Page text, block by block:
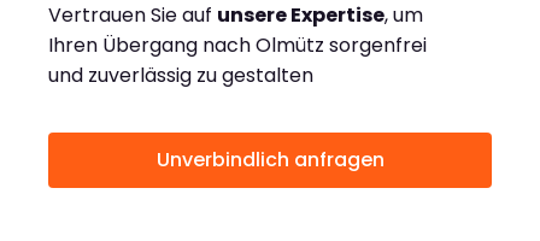
Vertrauen Sie auf unsere Expertise, um
Ihren Übergang nach Olmütz sorgenfrei
und zuverlässig zu gestalten
Unverbindlich anfragen